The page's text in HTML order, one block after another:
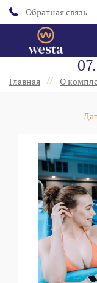
Обратная связь
Главная // О